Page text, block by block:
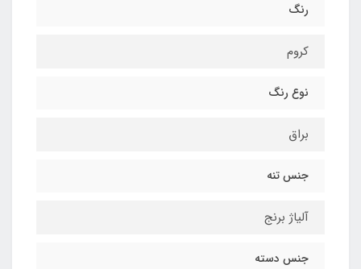
رنگ
کروم
نوع رنگ
براق
جنس تنه
آلیاژ برنج
جنس دسته